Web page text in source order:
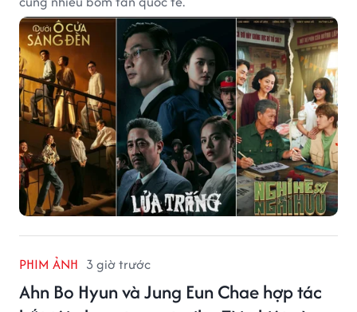
PHIM ẢNH 3 giờ trước
Ahn Bo Hyun và Jung Eun Chae hợp tác